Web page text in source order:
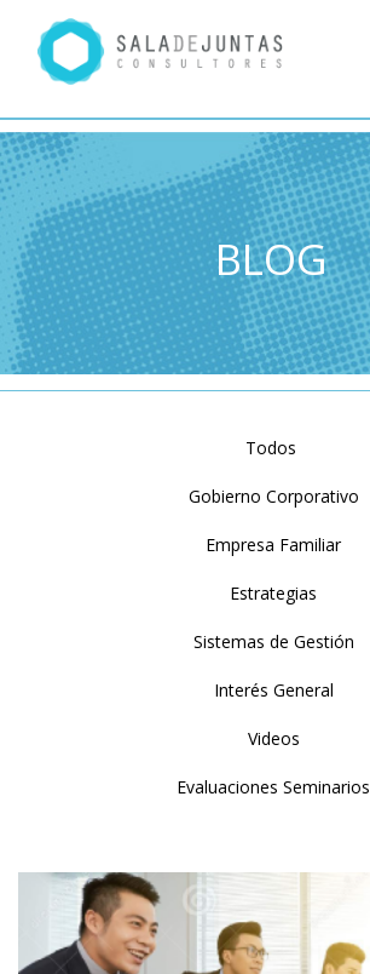
BLOG
Todos
Gobierno Corporativo
Empresa Familiar
Estrategias
Sistemas de Gestión
Interés General
Videos
Evaluaciones Seminarios